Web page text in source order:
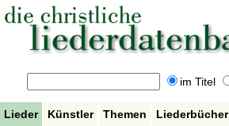
im Titel
Lieder Künstler Themen Liederbücher